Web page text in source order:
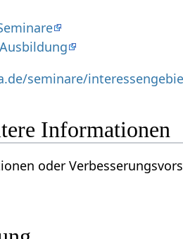
seminare/
- weitere Informationen
Verbesserungsvorschläge zum